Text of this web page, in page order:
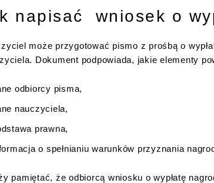
napisać wniosek o
może przygotować pismo z prośbą o
Dokument podpowiada, jakie elementy
odbiorcy pisma,
nauczyciela,
prawna,
o spełnianiu warunków przyznania
pamiętać, że odbiorcą wniosku o wypłatę